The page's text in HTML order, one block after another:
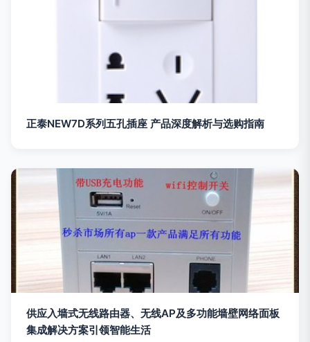
正泰NEW7D系列五孔插座 产品深度解析与选购指南
供应入墙式无线路由器、无线AP及多功能墙壁网络面板
集成解决方案引领智能生活